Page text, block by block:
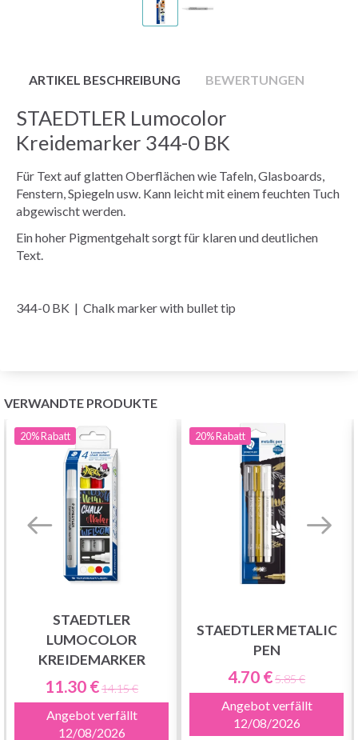
ARTIKEL BESCHREIBUNG BEWERTUNGEN
STAEDTLER Lumocolor
Kreidemarker 344-0 BK
Für Text auf glatten Oberflächen wie Tafeln, Glasboards,
Fenstern, Spiegeln usw. Kann leicht mit einem feuchten Tuch
abgewischt werden.
Ein hoher Pigmentgehalt sorgt für klaren und deutlichen
Text.
344-0 BK | Chalk marker with bullet tip
VERWANDTE PRODUKTE
20%Rabatt
STAEDTLER
LUMOCOLOR
KREIDEMARKER
11.30 €14.15 €
Angebot verfällt
12/08/2026
20%Rabatt
STAEDTLER METALIC
PEN
4.70 €5.85 €
Angebot verfällt
12/08/2026